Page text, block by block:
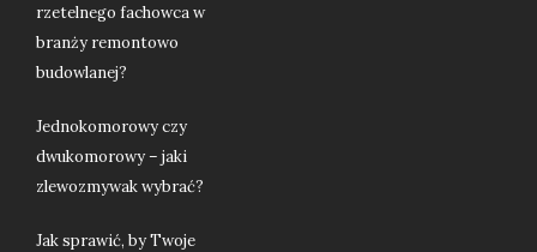
rzetelnego fachowca w
branży remontowo
budowlanej?
Jednokomorowy czy
dwukomorowy – jaki
zlewozmywak wybrać?
Jak sprawić, by Twoje